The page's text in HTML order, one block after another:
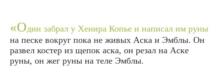
«Один забрал у Хенира Копье и написал им руны
на песке вокруг пока не живых Аска и Эмблы. Он
развел костер из щепок аска, он резал на Аске
руны, он жег руны на теле Эмблы.